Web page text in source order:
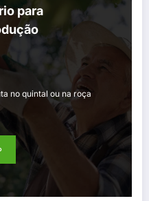
para
no quintal ou na roça